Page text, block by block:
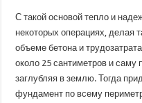
С такой основой тепло и
некоторых операциях, делая
объеме бетона и
около 25 сантиметров и саму
заглубляя в землю. Тогда
фундамент по всему